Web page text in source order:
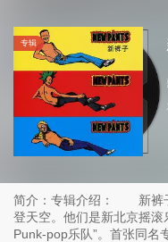
专辑
简介：专辑介绍： 新裤
登天空。他们是新北京摇
Punk-pop乐队”。首张同名